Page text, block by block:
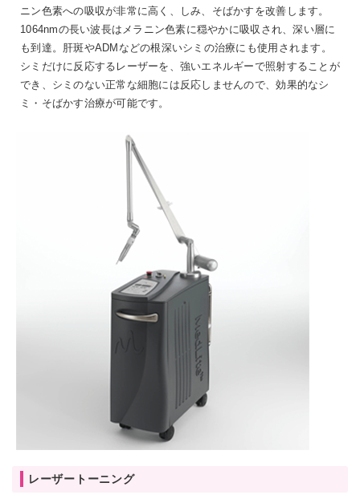
ニン色素への吸収が非常に高く、しみ、そばかすを改善します。
1064nmの長い波長はメラニン色素に穏やかに吸収され、深い層に
も到達。肝斑やADMなどの根深いシミの治療にも使用されます。
シミだけに反応するレーザーを、強いエネルギーで照射することが
でき、シミのない正常な細胞には反応しませんので、効果的なシ
ミ・そばかす治療が可能です。
レーザートーニング